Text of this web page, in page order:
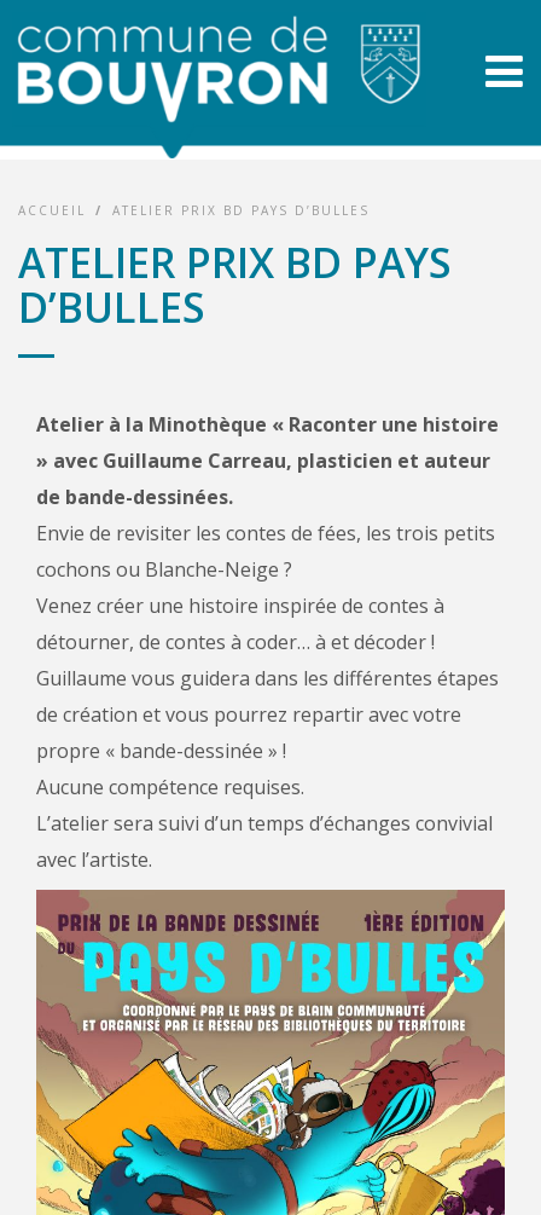
ACCUEIL / ATELIER PRIX BD PAYS D’BULLES
ATELIER PRIX BD PAYS
D’BULLES
Atelier à la Minothèque « Raconter une histoire
» avec Guillaume Carreau, plasticien et auteur
de bande-dessinées.
Envie de revisiter les contes de fées, les trois petits
cochons ou Blanche-Neige ?
Venez créer une histoire inspirée de contes à
détourner, de contes à coder… à et décoder !
Guillaume vous guidera dans les différentes étapes
de création et vous pourrez repartir avec votre
propre « bande-dessinée » !
Aucune compétence requises.
L’atelier sera suivi d’un temps d’échanges convivial
avec l’artiste.